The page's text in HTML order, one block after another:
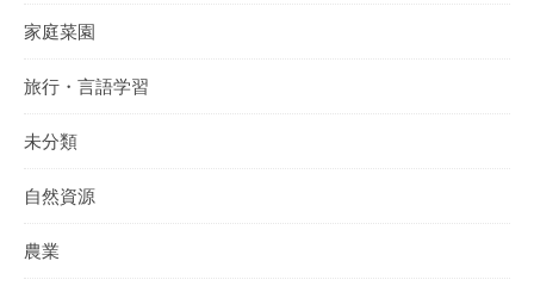
家庭菜園
旅行・言語学習
未分類
自然資源
農業